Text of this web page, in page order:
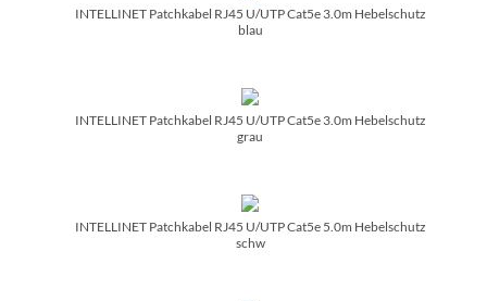
INTELLINET Patchkabel RJ45 U/­UTP Cat5e 3.0m Hebelschutz
blau
INTELLINET Patchkabel RJ45 U/­UTP Cat5e 3.0m Hebelschutz
grau
INTELLINET Patchkabel RJ45 U/­UTP Cat5e 5.0m Hebelschutz
schw